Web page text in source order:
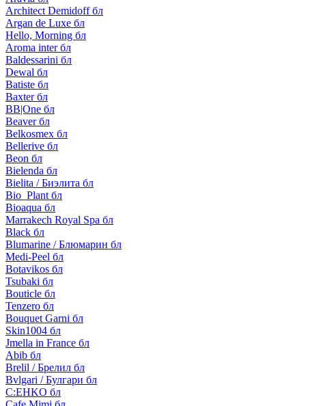
Architect Demidoff бл
Argan de Luxe бл
Hello, Morning бл
Aroma inter бл
Baldessarini бл
Dewal бл
Batiste бл
Baxter бл
BB|One бл
Beaver бл
Belkosmex бл
Bellerive бл
Beon бл
Bielenda бл
Bielita / Биэлита бл
Bio_Plant бл
Bioaqua бл
Marrakech Royal Spa бл
Black бл
Blumarine / Блюмарин бл
Medi-Peel бл
Botavikos бл
Tsubaki бл
Bouticle бл
Tenzero бл
Bouquet Garni бл
Skin1004 бл
Jmella in France бл
Abib бл
Brelil / Брелил бл
Bvlgari / Булгари бл
C:EHKO бл